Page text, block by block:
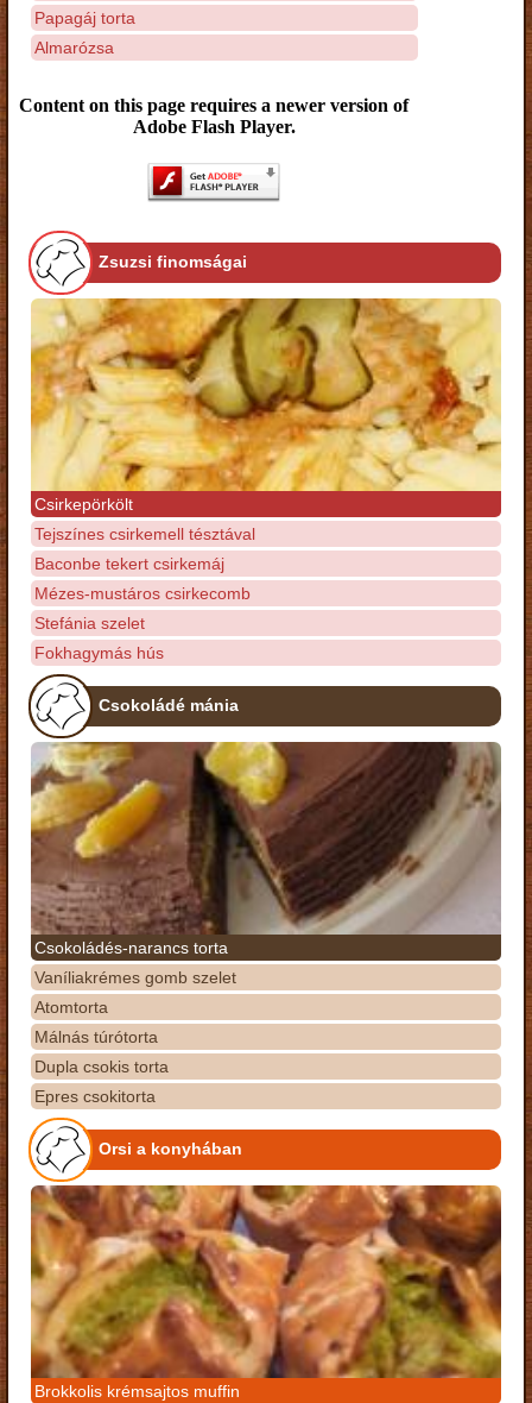
Papagáj torta
Almarózsa
Content on this page requires a newer version of
Adobe Flash Player.
Zsuzsi finomságai
Csirkepörkölt
Tejszínes csirkemell tésztával
Baconbe tekert csirkemáj
Mézes-mustáros csirkecomb
Stefánia szelet
Fokhagymás hús
Csokoládé mánia
Csokoládés-narancs torta
Vaníliakrémes gomb szelet
Atomtorta
Málnás túrótorta
Dupla csokis torta
Epres csokitorta
Orsi a konyhában
Brokkolis krémsajtos muffin